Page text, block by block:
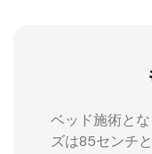
ベッド施術と
ズは85センチ